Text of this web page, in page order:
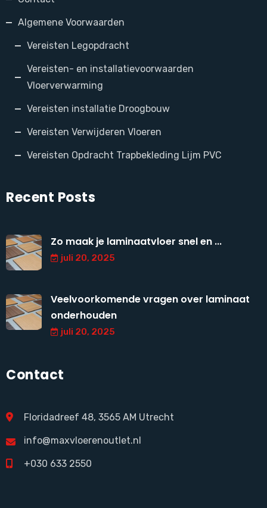
Algemene Voorwaarden
Vereisten Legopdracht
Vereisten- en installatievoorwaarden
Vloerverwarming
Vereisten installatie Droogbouw
Vereisten Verwijderen Vloeren
Vereisten Opdracht Trapbekleding Lijm PVC
Recent Posts
Zo maak je laminaatvloer snel en ...
juli 20, 2025
Veelvoorkomende vragen over laminaat
onderhouden
juli 20, 2025
Contact
Floridadreef 48, 3565 AM Utrecht
info@maxvloerenoutlet.nl
+030 633 2550